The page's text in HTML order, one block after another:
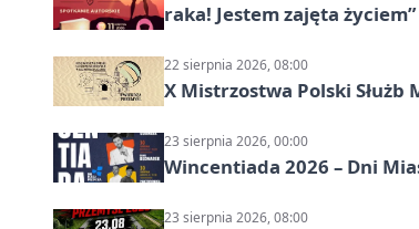
raka! Jestem zajęta życiem”
22 sierpnia 2026, 08:00
X Mistrzostwa Polski
23 sierpnia 2026, 00:00
Wincentiada 2026 – Dni
23 sierpnia 2026, 08:00